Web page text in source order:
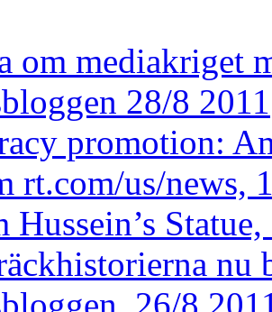
om mediakriget
28/8 2011
promotion:
rt.com/us/news,
Hussein’s
nu